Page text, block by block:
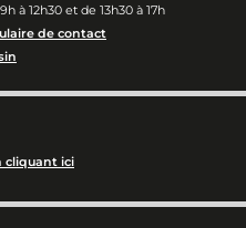
à 12h30 et de 13h30 à 17h
de contact
cliquant ici